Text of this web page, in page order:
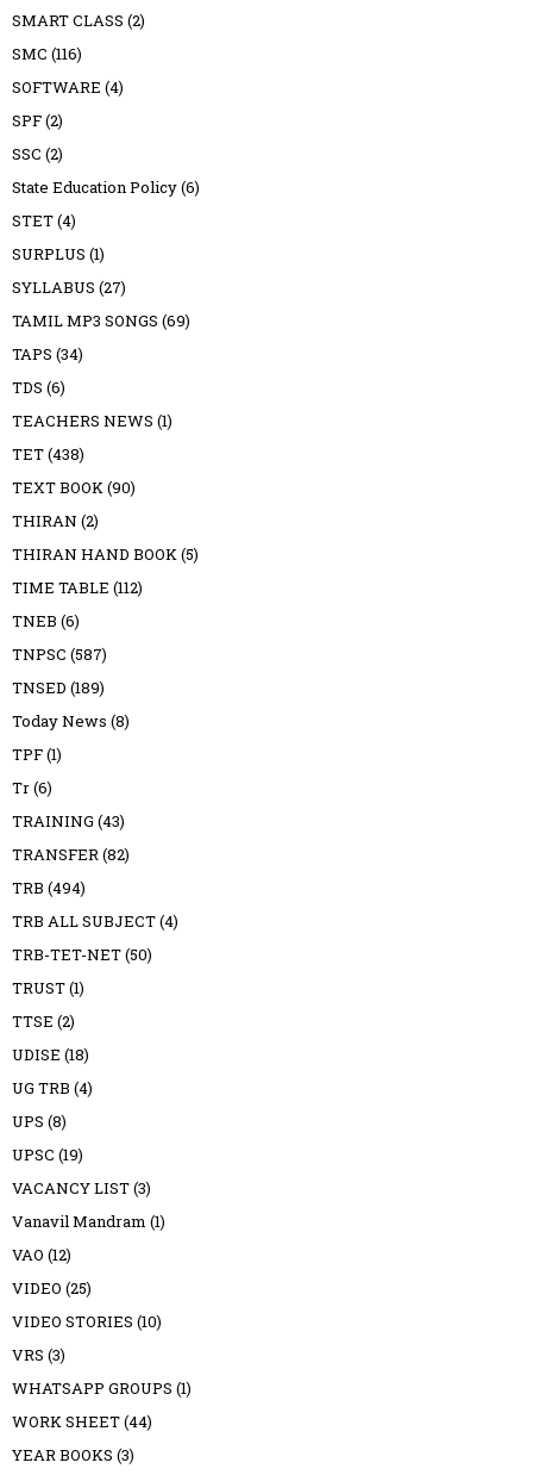
SMART CLASS (2)
SMC (116)
SOFTWARE (4)
SPF(2)
SSC (2)
State Education Policy(6)
STET(4)
SURPLUS (1)
SYLLABUS (27)
TAMIL MP3 SONGS (69)
TAPS (34)
TDS (6)
TEACHERS NEWS (1)
TET(438)
TEXT BOOK(90)
THIRAN (2)
THIRAN HAND BOOK(5)
TIME TABLE (112)
TNEB (6)
TNPSC (587)
TNSED (189)
Today News (8)
TPF(1)
Tr(6)
TRAINING (43)
TRANSFER(82)
TRB (494)
TRB ALL SUBJECT(4)
TRB-TET-NET(50)
TRUST(1)
TTSE (2)
UDISE (18)
UG TRB (4)
UPS (8)
UPSC (19)
VACANCY LIST(3)
Vanavil Mandram (1)
VAO (12)
VIDEO (25)
VIDEO STORIES (10)
VRS (3)
WHATSAPP GROUPS (1)
WORK SHEET(44)
YEAR BOOKS (3)